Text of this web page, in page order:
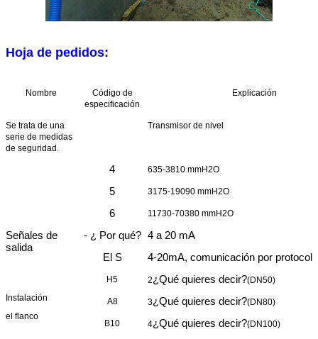
Hoja de pedidos:
Nombre
Código de
especificación
Explicación
Se trata de una
serie de medidas
de seguridad.
Transmisor de nivel
4 635-3810 mmH2O
5 3175-19090 mmH2O
6 11730-70380 mmH2O
Señales de
salida
- ¿ Por qué? 4 a 20 mA
El S
4-20mA, comunicación por
Instalación
el flanco
H5 2¿Qué quieres decir?(DN50)
A8 3¿Qué quieres decir?(DN80)
B10 4¿Qué quieres decir?(DN100)